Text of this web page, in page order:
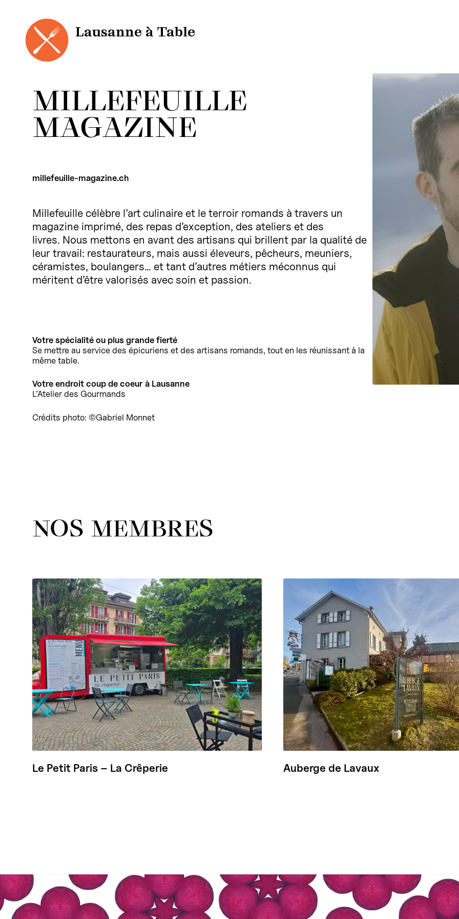
contenu
Lausanne à Table
MILLEFEUILLE
MAGAZINE
millefeuille-magazine.ch
Millefeuille célèbre l’art culinaire et le terroir romands à travers un
magazine imprimé, des repas d’exception, des ateliers et des
livres. Nous mettons en avant des artisans qui brillent par la qualité de
leur travail: restaurateurs, mais aussi éleveurs, pêcheurs, meuniers,
céramistes, boulangers… et tant d’autres métiers méconnus qui
méritent d’être valorisés avec soin et passion.
Votre spécialité ou plus grande fierté
Se mettre au service des épicuriens et des artisans romands, tout en les réunissant à la
même table.
Votre endroit coup de coeur à Lausanne
L’Atelier des Gourmands
Crédits photo: ©Gabriel Monnet
NOS MEMBRES
Le Petit Paris – La Crêperie Auberge de Lavaux